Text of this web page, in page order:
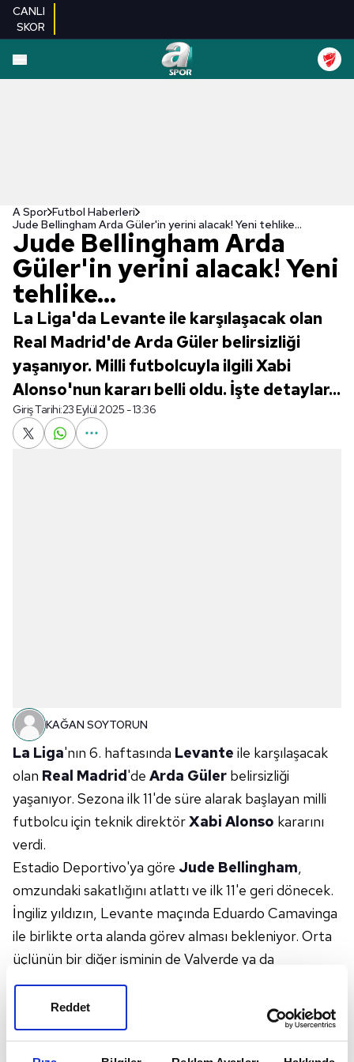
Reddet
CANLI
SKOR
A Spor Futbol Haberleri
Jude Bellingham Arda Güler'in yerini alacak! Yeni tehlike...
Jude Bellingham Arda
Güler'in yerini alacak! Yeni
tehlike...
La Liga'da Levante ile karşılaşacak olan
Real Madrid'de Arda Güler belirsizliği
yaşanıyor. Milli futbolcuyla ilgili Xabi
Alonso'nun kararı belli oldu. İşte detaylar...
Giriş Tarihi:23 Eylül 2025 - 13:36
KAĞAN SOYTORUN
La Liga'nın 6. haftasında Levante ile karşılaşacak
olan Real Madrid'de Arda Güler belirsizliği
yaşanıyor. Sezona ilk 11'de süre alarak başlayan milli
futbolcu için teknik direktörXabi Alonso kararını
verdi.
Estadio Deportivo'ya göre Jude Bellingham,
omzundaki sakatlığını atlattı ve ilk 11'e geri dönecek.
İngiliz yıldızın, Levante maçında Eduardo Camavinga
ile birlikte orta alanda görev alması bekleniyor. Orta
üçlünün bir diğer isminin de Valverde ya da
Tchouameni olması bekleniyor. Bu nedenle, Arda
Güler'in maça yedek kulübünde başlama ihtimali çok
yüksek.